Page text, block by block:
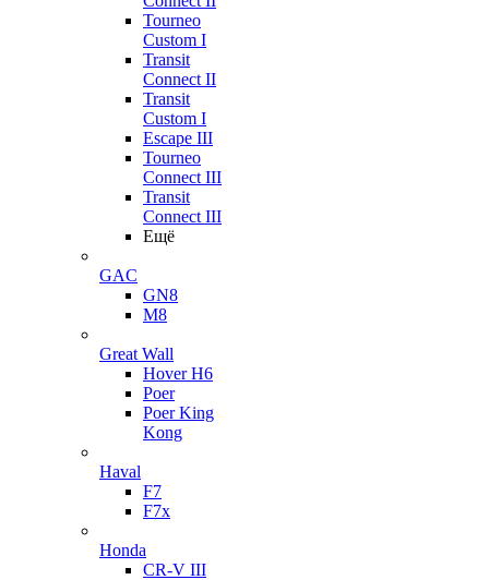
Tourneo
Custom I
Transit
Connect II
Transit
Custom I
Escape III
Tourneo
Connect III
Transit
Connect III
Ещё
GAC
GN8
M8
Great Wall
Hover H6
Poer
Poer King
Kong
Haval
F7
F7x
Honda
CR-V III